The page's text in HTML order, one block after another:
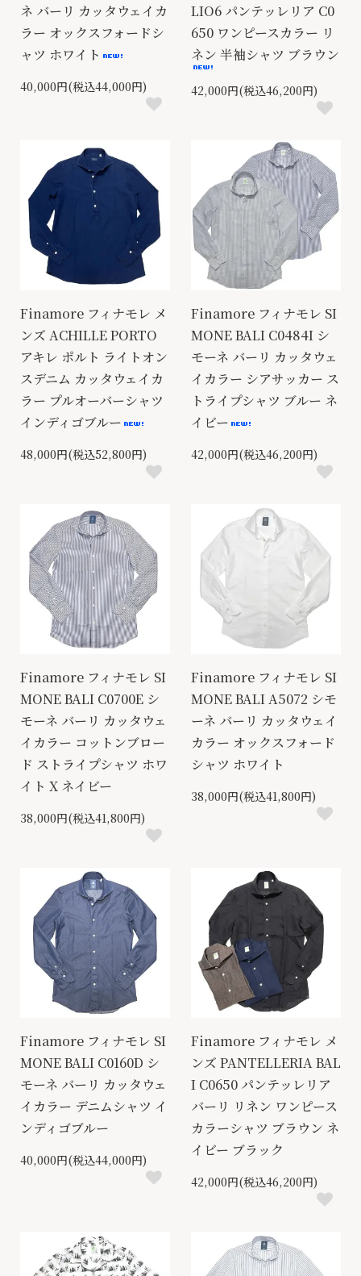
ネ バーリ カッタウェイカ
ラー オックスフォードシ
ャツ ホワイト
40,000円(税込44,000円)
LIO6 パンテッレリア C0
650 ワンピースカラー リ
ネン 半袖シャツ ブラウン
42,000円(税込46,200円)
Finamore フィナモレ メ
ンズ ACHILLE PORTO
アキレ ポルト ライトオン
スデニム カッタウェイカ
ラー プルオーバーシャツ
インディゴブルー
48,000円(税込52,800円)
Finamore フィナモレ SI
MONE BALI C0484I シ
モーネ バーリ カッタウェ
イカラー シアサッカー ス
トライプシャツ ブルー ネ
イビー
42,000円(税込46,200円)
Finamore フィナモレ SI
MONE BALI C0700E シ
モーネ バーリ カッタウェ
イカラー コットンブロー
ド ストライプシャツ ホワ
イト X ネイビー
38,000円(税込41,800円)
Finamore フィナモレ SI
MONE BALI A5072 シモ
ーネ バーリ カッタウェイ
カラー オックスフォード
シャツ ホワイト
38,000円(税込41,800円)
Finamore フィナモレ SI
MONE BALI C0160D シ
モーネ バーリ カッタウェ
イカラー デニムシャツ イ
ンディゴブルー
40,000円(税込44,000円)
Finamore フィナモレ メ
ンズ PANTELLERIA BAL
I C0650 パンテッレリア
バーリ リネン ワンピース
カラーシャツ ブラウン ネ
イビー ブラック
42,000円(税込46,200円)